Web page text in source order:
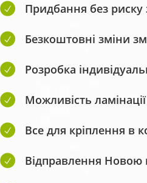
Придбання без риску
Безкоштовні зміни
Розробка
Можливість ламінації
Все для кріплення в
Відправлення